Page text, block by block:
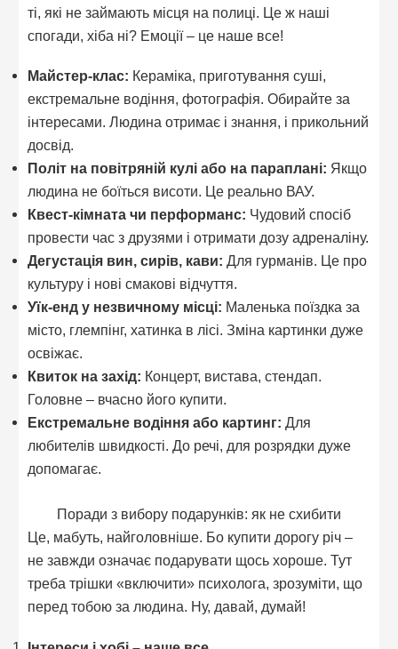
ті, які не займають місця на полиці. Це ж наші
спогади, хіба ні? Емоції – це наше все!
Майстер-клас: Кераміка, приготування суші,
екстремальне водіння, фотографія. Обирайте за
інтересами. Людина отримає і знання, і прикольний
досвід.
Політ на повітряній кулі або на параплані: Якщо
людина не боїться висоти. Це реально ВАУ.
Квест-кімната чи перформанс: Чудовий спосіб
провести час з друзями і отримати дозу адреналіну.
Дегустація вин, сирів, кави: Для гурманів. Це про
культуру і нові смакові відчуття.
Уїк-енд у незвичному місці: Маленька поїздка за
місто, глемпінг, хатинка в лісі. Зміна картинки дуже
освіжає.
Квиток на захід: Концерт, вистава, стендап.
Головне – вчасно його купити.
Екстремальне водіння або картинг: Для
любителів швидкості. До речі, для розрядки дуже
допомагає.
Поради з вибору подарунків: як не схибити
Це, мабуть, найголовніше. Бо купити дорогу річ –
не завжди означає подарувати щось хороше. Тут
треба трішки «включити» психолога, зрозуміти, що
перед тобою за людина. Ну, давай, думай!